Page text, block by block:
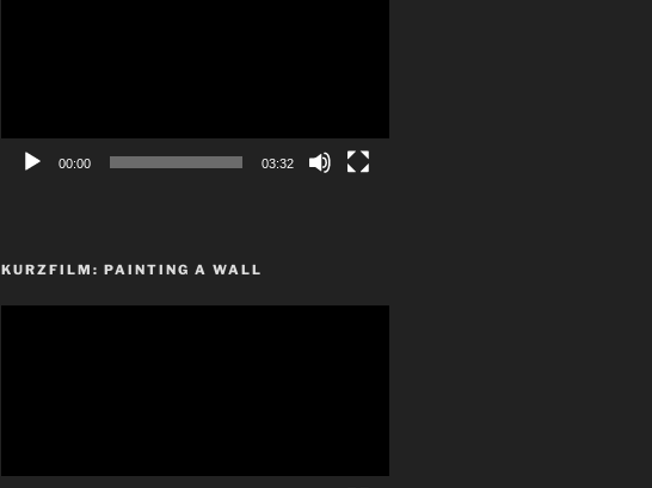
00:00 03:32
KURZFILM: PAINTING A WALL